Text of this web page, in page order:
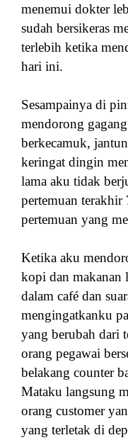
menemui dokter
sudah bersikeras
terlebih ketika
hari ini.
Sesampainya di
mendorong
berkecamuk,
keringat dingin
lama aku tidak
pertemuan
pertemuan yang
Ketika aku
kopi dan makanan
dalam café dan
mengingatkanku
yang berubah dari
orang pegawai
belakang counter
Mataku langsung
orang customer
yang terletak di